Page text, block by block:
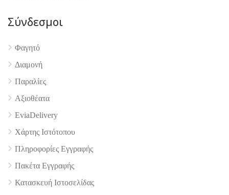
4.9
Σύνδεσμοι
Φαγητό
Διαμονή
Παραλίες
Αξιοθέατα
EviaDelivery
Χάρτης Ιστότοπου
Πληροφορίες Εγγραφής
Πακέτα Εγγραφής
Κατασκευή Ιστοσελίδας